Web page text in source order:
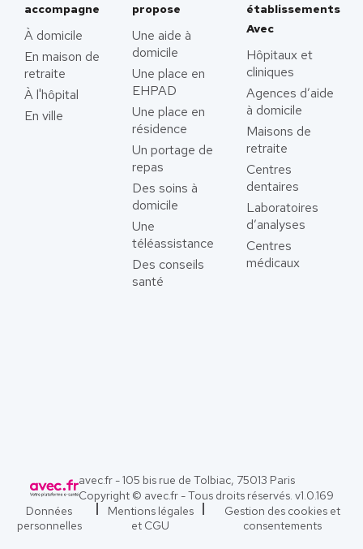
accompagne
À domicile
En maison de
retraite
À l'hôpital
En ville
propose
Une aide à
domicile
Une place en
EHPAD
Une place en
résidence
Un portage de
repas
Des soins à
domicile
Une
téléassistance
Des conseils
santé
établissements
Avec
Hôpitaux et
cliniques
Agences d’aide
à domicile
Maisons de
retraite
Centres
dentaires
Laboratoires
d’analyses
Centres
médicaux
avec.fr - 105 bis rue de Tolbiac, 75013 Paris
Copyright © avec.fr - Tous droits réservés. v1.0.169
Données
personnelles
Mentions légales
et CGU
Gestion des cookies et
consentements